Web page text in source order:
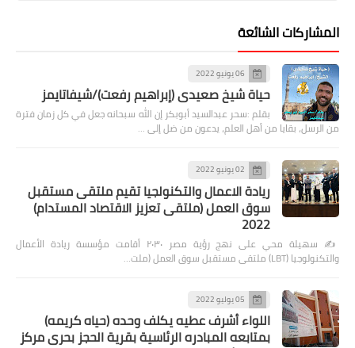
المشاركات الشائعة
06 يونيو 2022
حياة شيخ صعيدى (إبراهيم رفعت)/شيفاتايمز
بقلم :سحر عبدالسيد أبوبكر إن الله سبحانه جعل في كل زمان فترة
من الرسل، بقايا من أهل العلم، يدعون من ضل إلى …
02 يونيو 2022
ريادة الاعمال والتكنولجيا تقيم ملتقى مستقبل
سوق العمل (ملتقى تعزيز الاقتصاد المستدام)
2022
✍️ سهيلة محي على نهج رؤية مصر ٢٠٣٠ أقامت مؤسسة ريادة الأعمال
والتكنولوجيا (LBT) ملتقى مستقبل سوق العمل (ملت…
05 يوليو 2022
اللواء أشرف عطيه يكلف وحده (حياه كريمه)
بمتابعه المبادره الرئاسية بقرية الحجز بحرى مركز